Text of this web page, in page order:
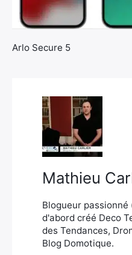
Arlo Secure 5
Mathieu
Blogueur
d'abord créé Deco
des Tendances,
Blog Domotique.
Rechercher